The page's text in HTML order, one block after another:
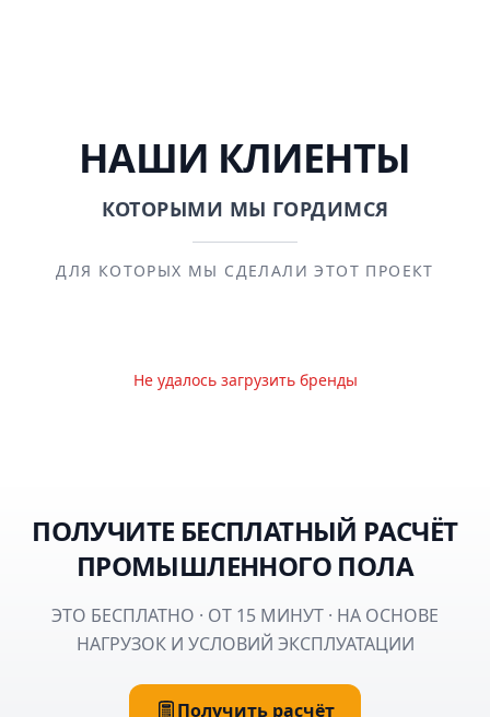
НАШИ КЛИЕНТЫ
КОТОРЫМИ МЫ ГОРДИМСЯ
ДЛЯ КОТОРЫХ МЫ СДЕЛАЛИ ЭТОТ ПРОЕКТ
Не удалось загрузить бренды
ПОЛУЧИТЕ БЕСПЛАТНЫЙ РАСЧЁТ
ПРОМЫШЛЕННОГО ПОЛА
ЭТО БЕСПЛАТНО · ОТ 15 МИНУТ · НА ОСНОВЕ
НАГРУЗОК И УСЛОВИЙ ЭКСПЛУАТАЦИИ
Получить расчёт